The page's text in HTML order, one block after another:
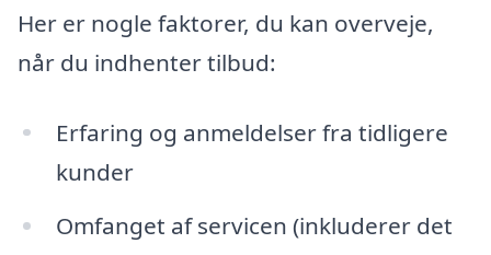
Her er nogle faktorer, du kan overveje,
når du indhenter tilbud:
Erfaring og anmeldelser fra tidligere
kunder
Omfanget af servicen (inkluderer det